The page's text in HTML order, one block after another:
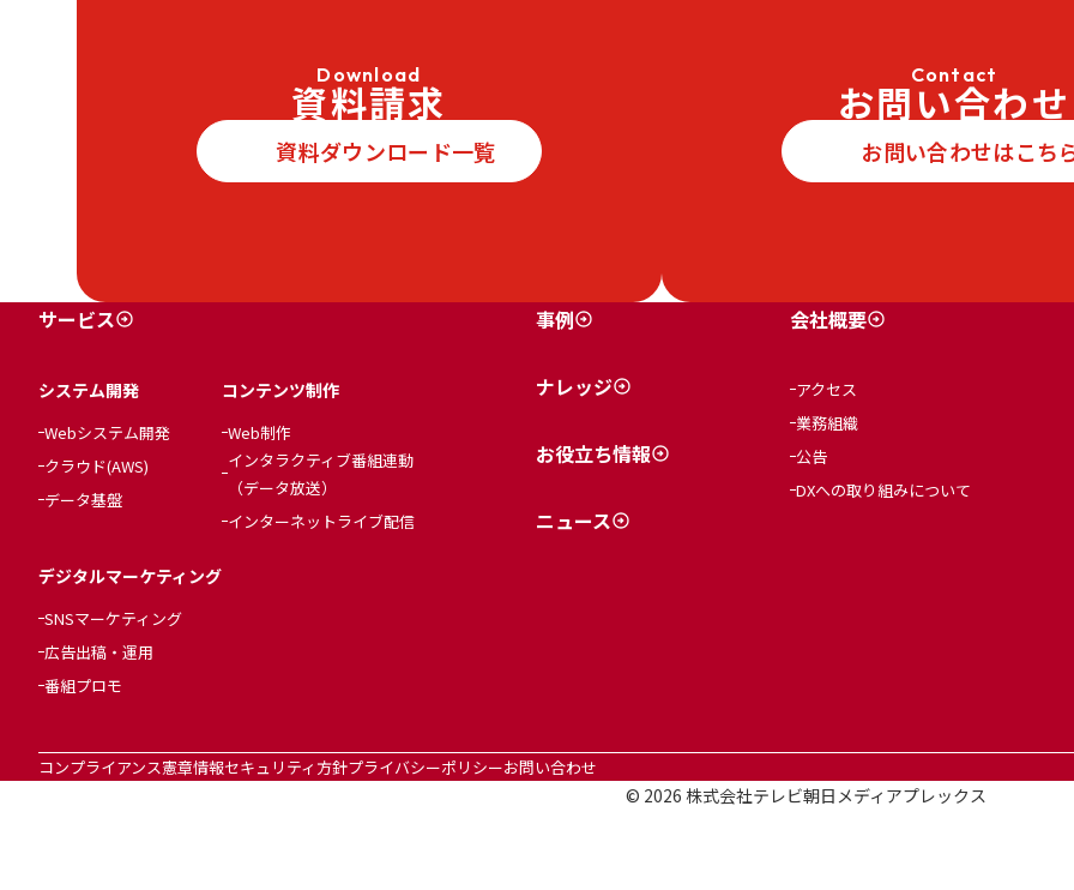
Download
資料請求
資料ダウンロード一覧
Contact
お問い合わせ
お問い合わせはこち
サービス
システム開発
Webシステム開発
クラウド(AWS)
データ基盤
デジタルマーケティング
SNSマーケティング
広告出稿・運用
番組プロモ
コンテンツ制作
Web制作
インタラクティブ番組連動
（データ放送）
インターネットライブ配信
事例
ナレッジ
お役立ち情報
ニュース
会社概要
アクセス
業務組織
公告
DXへの取り組みについて
コンプライアンス憲章情報セキュリティ方針プライバシーポリシーお問い合わせ
© 2026 株式会社テレビ朝日メディアプレックス